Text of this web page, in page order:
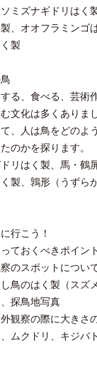
ミズナギドリはく
、オオフラミンゴ
製
る、食べる、芸術
文化は多くありま
、人は鳥をどのよ
のかを探ります。
リはく製、馬・鶴
製、鶉形（うずら
行こう！
ておくべきポイン
のスポットについ
鳥のはく製（スズ
探鳥地写真
観察の際に大きさ
ムクドリ、キジバ